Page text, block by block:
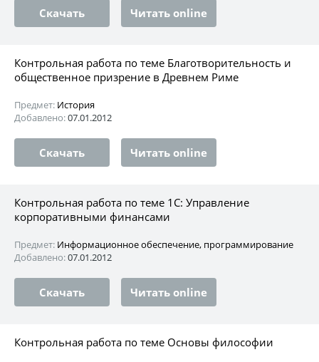
Скачать Читать online
Контрольная работа по теме Благотворительность и
общественное призрение в Древнем Риме
Предмет: История
Добавлено:07.01.2012
Скачать Читать online
Контрольная работа по теме 1С: Управление
корпоративными финансами
Предмет: Информационное обеспечение, программирование
Добавлено:07.01.2012
Скачать Читать online
Контрольная работа по теме Основы философии